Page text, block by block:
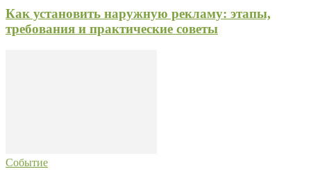
Как установить наружную рекламу: этапы,
требования и практические советы
Событие